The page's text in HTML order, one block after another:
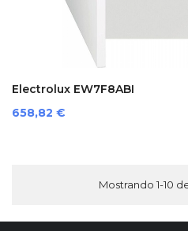
Electrolux EW7F8ABI
Precio
658,82 €
Mostrando 1-10